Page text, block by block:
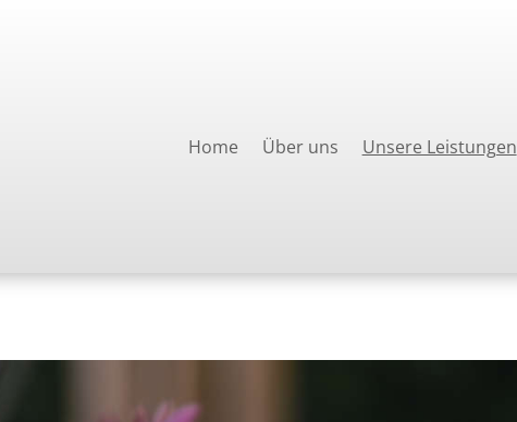
Home Über uns Unsere Leistungen